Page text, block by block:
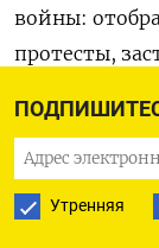
Утренняя
войны:
протесты,
раскрыли
Господь нас
рыночной